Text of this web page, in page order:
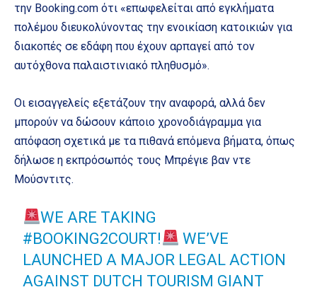
την Booking.com ότι «επωφελείται από εγκλήματα
πολέμου διευκολύνοντας την ενοικίαση κατοικιών για
διακοπές σε εδάφη που έχουν αρπαγεί από τον
αυτόχθονα παλαιστινιακό πληθυσμό».
Οι εισαγγελείς εξετάζουν την αναφορά, αλλά δεν
μπορούν να δώσουν κάποιο χρονοδιάγραμμα για
απόφαση σχετικά με τα πιθανά επόμενα βήματα, όπως
δήλωσε η εκπρόσωπός τους Μπρέγιε βαν ντε
Μούσντιτς.
WE ARE TAKING
#BOOKING2COURT!
WE’VE
LAUNCHED A MAJOR LEGAL ACTION
AGAINST DUTCH TOURISM GIANT